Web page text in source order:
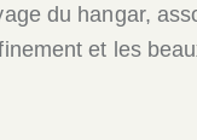
du hangar,
et les